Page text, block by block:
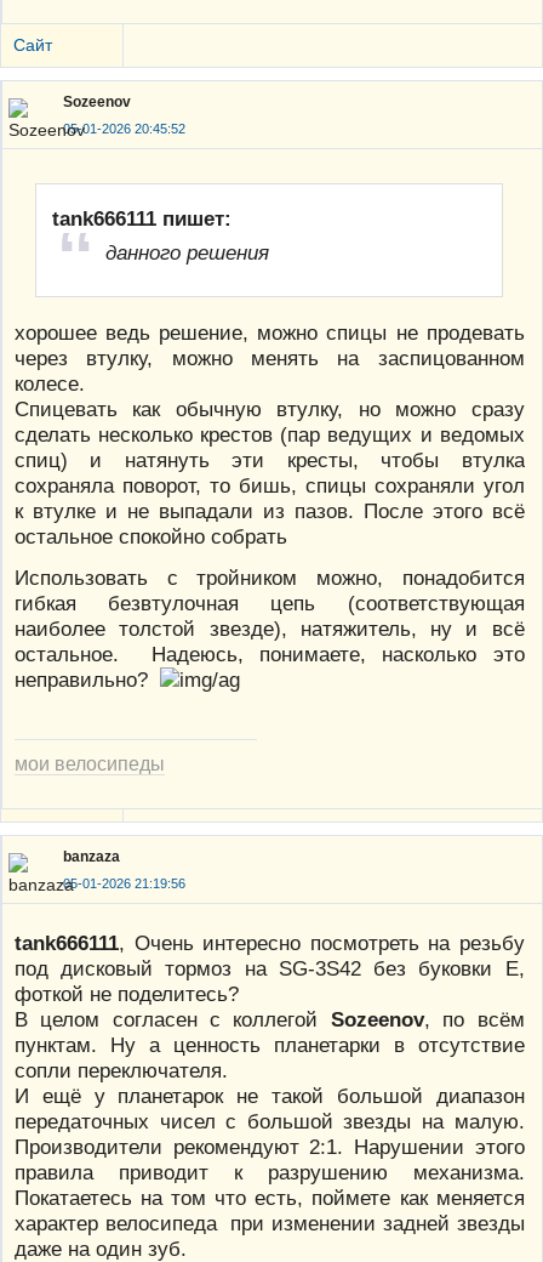
Сайт
Sozeenov
05-01-2026 20:45:52
tank666111 пишет:
данного решения
хорошее ведь решение, можно спицы не продевать
через втулку, можно менять на заспицованном
колесе.
Спицевать как обычную втулку, но можно сразу
сделать несколько крестов (пар ведущих и ведомых
спиц) и натянуть эти кресты, чтобы втулка
сохраняла поворот, то бишь, спицы сохраняли угол
к втулке и не выпадали из пазов. После этого всё
остальное спокойно собрать
Использовать с тройником можно, понадобится
гибкая безвтулочная цепь (соответствующая
наиболее толстой звезде), натяжитель, ну и всё
остальное. Надеюсь, понимаете, насколько это
неправильно?
мои велосипеды
banzaza
05-01-2026 21:19:56
tank666111, Очень интересно посмотреть на резьбу
под дисковый тормоз на SG-3S42 без буковки Е,
фоткой не поделитесь?
В целом согласен с коллегой Sozeenov, по всём
пунктам. Ну а ценность планетарки в отсутствие
сопли переключателя.
И ещё у планетарок не такой большой диапазон
передаточных чисел с большой звезды на малую.
Производители рекомендуют 2:1. Нарушении этого
правила приводит к разрушению механизма.
Покатаетесь на том что есть, поймете как меняется
характер велосипеда при изменении задней звезды
даже на один зуб.